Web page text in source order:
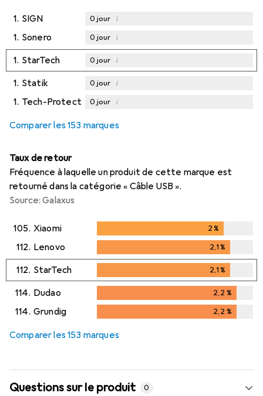
1. SIGN 0 jour i
1. Sonero 0 jour i
1. StarTech 0 jour i
1. Statik 0 jour i
1. Tech-Protect 0 jour i
Comparer les 153 marques
Taux de retour
Fréquence à laquelle un produit de cette marque est
retourné dans la catégorie « Câble USB ».
Source: Galaxus
105. Xiaomi 2%
112. Lenovo 2,1%
2,1%
112. StarTech 2,1%
2,1%
114. Dudao 2,2 %
2,2%
114. Grundig 2,2 %
Comparer les 153 marques
Questions sur le produit 0